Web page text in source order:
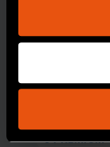
som kan
för
Ta reda på mer
helst från
menar
PREMIUM